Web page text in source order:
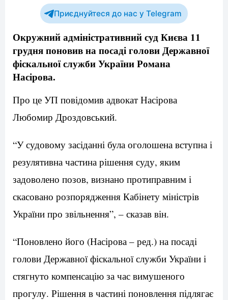
Приєднуйтеся до нас у Telegram
Окружний адміністративний суд Києва 11
грудня поновив на посаді голови Державної
фіскальної служби України Романа
Насірова.
Про це УП повідомив адвокат Насірова
Любомир Дроздовський.
“У судовому засіданні була оголошена вступна і
резулятивна частина рішення суду, яким
задоволено позов, визнано протиправним і
скасовано розпорядження Кабінету міністрів
України про звільнення”, – сказав він.
“Поновлено його (Насірова – ред.) на посаді
голови Державної фіскальної служби України і
стягнуто компенсацію за час вимушеного
прогулу. Рішення в частині поновлення підлягає